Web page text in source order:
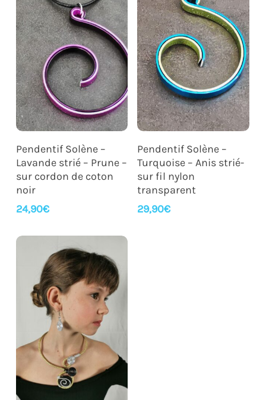
Ajouter Au Panier
Pendentif Solène –
Lavande strié – Prune –
sur cordon de coton
noir
24,90€
Ajouter Au Panier
Pendentif Solène –
Turquoise – Anis strié-
sur fil nylon
transparent
29,90€